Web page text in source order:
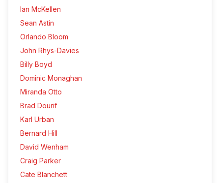
Ian McKellen
Sean Astin
Orlando Bloom
John Rhys-Davies
Billy Boyd
Dominic Monaghan
Miranda Otto
Brad Dourif
Karl Urban
Bernard Hill
David Wenham
Craig Parker
Cate Blanchett